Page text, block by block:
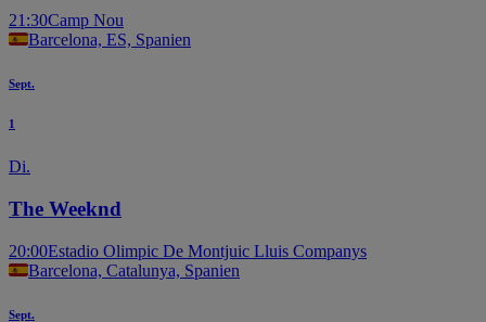
21:30Camp Nou
Barcelona, ES, Spanien
Sept.
1
Di.
The Weeknd
20:00Estadio Olimpic De Montjuic Lluis Companys
Barcelona, Catalunya, Spanien
Sept.